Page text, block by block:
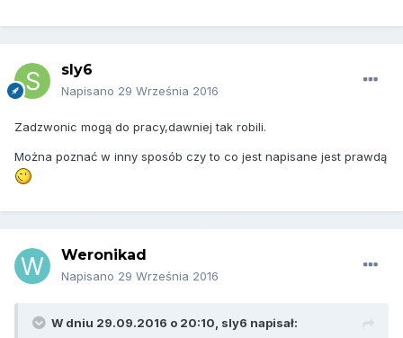
sly6
Napisano 29 Września 2016
Zadzwonic mogą do pracy,dawniej tak robili.
Można poznać w inny sposób czy to co jest napisane jest prawdą
Weronikad
Napisano 29 Września 2016
W dniu 29.09.2016 o 20:10, sly6 napisał: